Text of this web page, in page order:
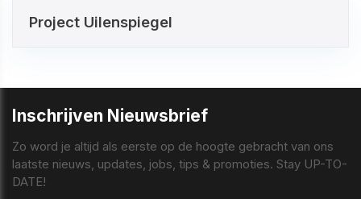
Project Uilenspiegel
Inschrijven Nieuwsbrief
Zo word je altijd als eerste op de hoogte gebracht van ons
laatste nieuws, updates, jobs, tips & promoties. Stay UP-TO-
DATE!